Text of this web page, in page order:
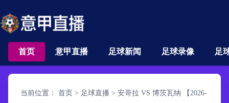
首页 意甲直播 足球新闻 足球录像 足
当前位置： 首页 > 足球直播 > 安哥拉 VS 博茨瓦纳 【2026-